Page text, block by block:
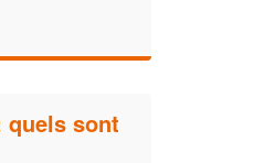
quels sont